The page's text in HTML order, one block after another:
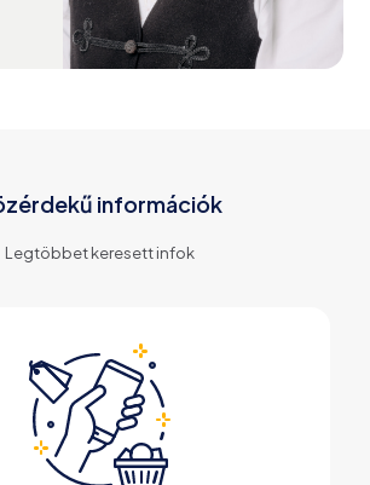
információk
Legtöbbet keresett infok